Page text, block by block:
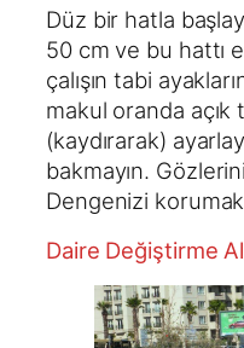
Düz bir hatla
50 cm ve bu hattı
çalışın tabi
makul oranda açık
(kaydırarak)
bakmayın.
Dengenizi
Daire Değiştirme